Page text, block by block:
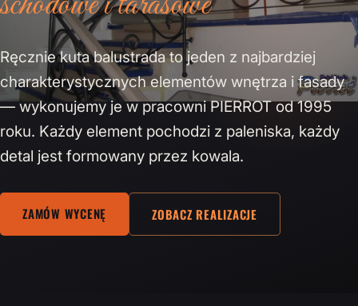
Ręcznie kuta balustrada to jeden z najbardziej
charakterystycznych elementów wnętrza i fasady
— wykonujemy je w pracowni PIERROT od 1995
roku. Każdy element pochodzi z paleniska, każdy
detal jest formowany przez kowala.
ZAMÓW WYCENĘ ZOBACZ REALIZACJE